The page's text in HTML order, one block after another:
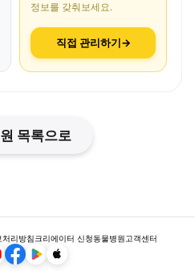
정보를 갖춰보세요.
직접 관리하기→
목록으로
리방침크리에이터 신청동물병원고객센터